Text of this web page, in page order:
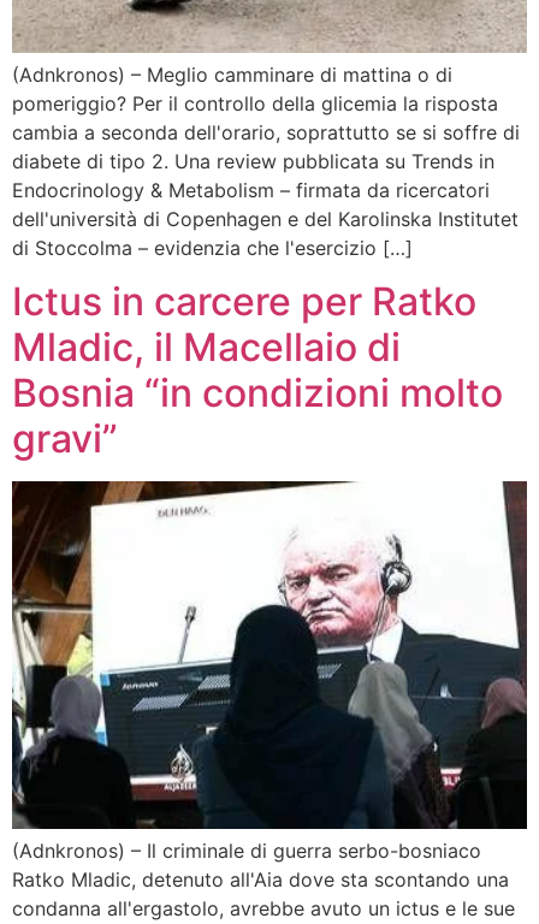
(Adnkronos) – Meglio camminare di mattina o di
pomeriggio? Per il controllo della glicemia la risposta
cambia a seconda dell'orario, soprattutto se si soffre di
diabete di tipo 2. Una review pubblicata su Trends in
Endocrinology & Metabolism – firmata da ricercatori
dell'università di Copenhagen e del Karolinska Institutet
di Stoccolma – evidenzia che l'esercizio […]
Ictus in carcere per Ratko
Mladic, il Macellaio di
Bosnia “in condizioni molto
gravi”
(Adnkronos) – Il criminale di guerra serbo-bosniaco
Ratko Mladic, detenuto all'Aia dove sta scontando una
condanna all'ergastolo, avrebbe avuto un ictus e le sue